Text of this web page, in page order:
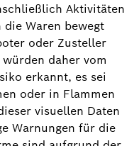
Aktivitäten
Waren bewegt
oder Zusteller
daher vom
erkannt, es sei
oder in Flammen
visuellen Daten
Warnungen für die